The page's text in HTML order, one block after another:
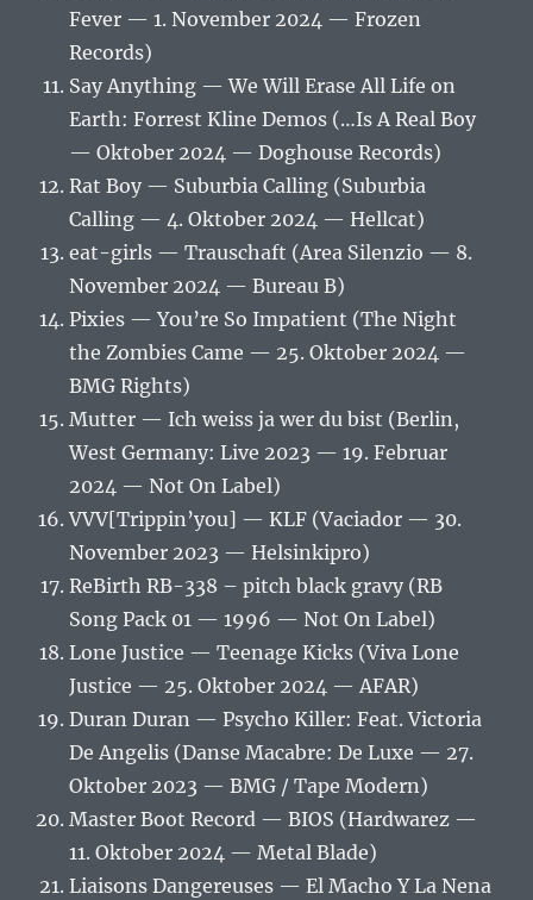
Fever — 1. November 2024 — Frozen
Records)
Say Anything — We Will Erase All Life on
Earth: Forrest Kline Demos (…Is A Real Boy
— Oktober 2024 — Doghouse Records)
Rat Boy — Suburbia Calling (Suburbia
Calling — 4. Oktober 2024 — Hellcat)
eat-girls — Trauschaft (Area Silenzio — 8.
November 2024 — Bureau B)
Pixies — You’re So Impatient (The Night
the Zombies Came — 25. Oktober 2024 —
BMG Rights)
Mutter — Ich weiss ja wer du bist (Berlin,
West Germany: Live 2023 — 19. Februar
2024 — Not On Label)
VVV[Trippin’you] — KLF (Vaciador — 30.
November 2023 — Helsinkipro)
ReBirth RB-338 – pitch black gravy (RB
Song Pack 01 — 1996 — Not On Label)
Lone Justice — Teenage Kicks (Viva Lone
Justice — 25. Oktober 2024 — AFAR)
Duran Duran — Psycho Killer: Feat. Victoria
De Angelis (Danse Macabre: De Luxe — 27.
Oktober 2023 — BMG / Tape Modern)
Master Boot Record — BIOS (Hardwarez —
11. Oktober 2024 — Metal Blade)
Liaisons Dangereuses — El Macho Y La Nena